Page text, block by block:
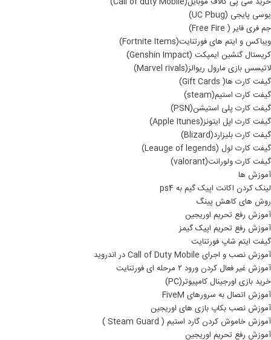
یوسی پایجی (UC Pbug)
جم فری فایر ( Free Fire)
ویباکس و ایتم های فورتنایت(Fortnite Items)
کریستال گنشین ایمپکت (Genshin Impact)
لاتیسس بازی مارول ریوالز(Marvel rivals)
گیفت کارت ها( Gift Cards)
گیفت کارت استیم(steam)
گیفت کارت پلی استیشن(PSN)
گیفت کارت اپل ایتونز(Apple Itunes)
گیفت کارت بلیزارد(Blizard)
گیفت کارت لول (Leauge of legends)
گیفت کارت ولورانت(valorant)
آموزش ها
لینک کردن اکانت اپیک گیم به ps4
روش های کاهش پینگ
آموزش رفع تحریم اوریجین
آموزش رفع تحریم اپیک گیمز
گیفت ایتم شاپ فورتنایت
آموزش نصب و اجرای Call of Duty Mobile در اندروید
آموزش غیر فعال کردن ورود ۲ مرحله ای فورتنایت
خرید بازی اورجینال کامپیوتر(PC)
آموزش اتصال به سرورهای FiveM
آموزش نصب بکاپ بازی های اوریجین
آموزش خاموش کردن گارد استیم ( Steam Guard )
آموزش رفع تحریم اوریجین